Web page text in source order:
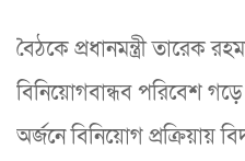
বৈঠকে প্রধানমন্ত্রী তারেক
বিনিয়োগবান্ধব পরিবেশ
অর্জনে বিনিয়োগ প্রক্রিয়ায়